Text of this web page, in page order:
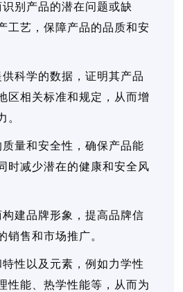
别产品的潜在问题或缺
工艺，保障产品的品质和安
科学的数据，证明其产品
区相关标准和规定，从而增
。
量和安全性，确保产品能
时减少潜在的健康和安全风
建品牌形象，提高品牌信
销售和市场推广。
性以及元素，例如力学性
性能、热学性能等，从而为